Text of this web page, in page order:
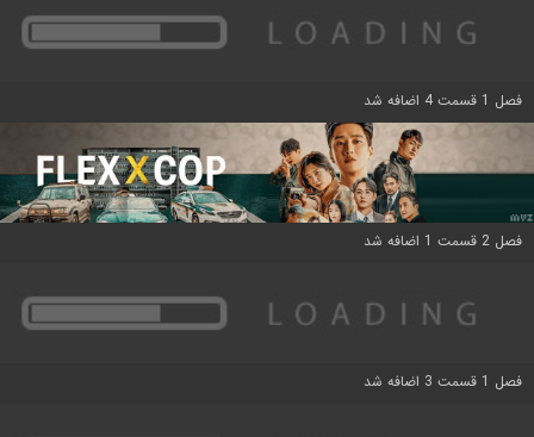
فصل 1 قسمت 4 اضافه شد
فصل 2 قسمت 1 اضافه شد
فصل 1 قسمت 3 اضافه شد